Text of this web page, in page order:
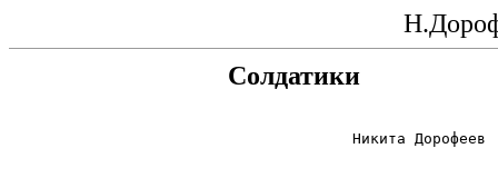
Солдатики
              Никита Дорофеев